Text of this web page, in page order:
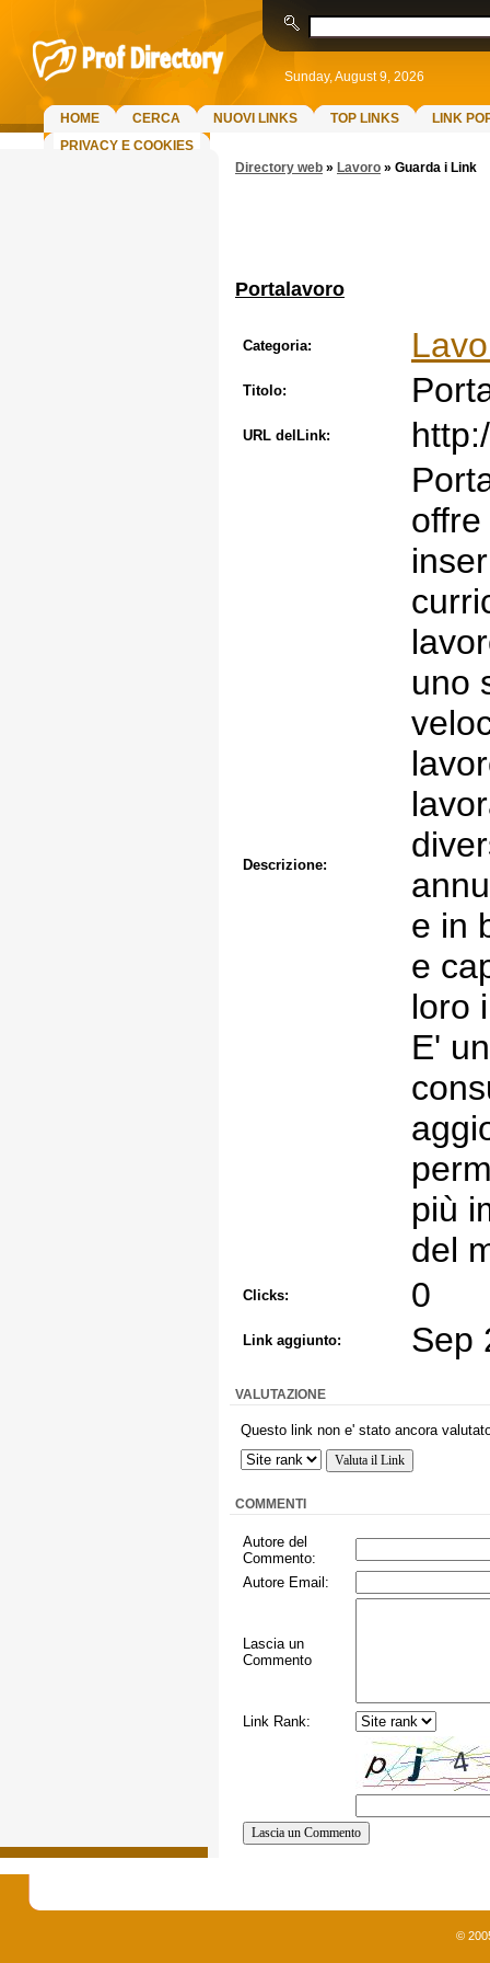
Sunday, August 9, 2026
HOME CERCA NUOVI LINKS TOP LINKS
LINK
PRIVACY E COOKIES
Directory web » Lavoro » Guarda i Link
Portalavoro
Categoria:
Titolo:
URL delLink:
Descrizione:
uno
e in
e
loro
E'
più
del
Clicks: 0
Link aggiunto: Sep
VALUTAZIONE
Questo link non e' stato ancora
COMMENTI
Autore del
Commento:
Autore Email:
Lascia un
Commento
Link Rank:
©